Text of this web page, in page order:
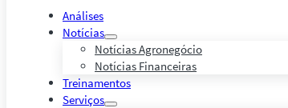
Análises
Notícias
Notícias Agronegócio
Notícias Financeiras
Treinamentos
Serviços